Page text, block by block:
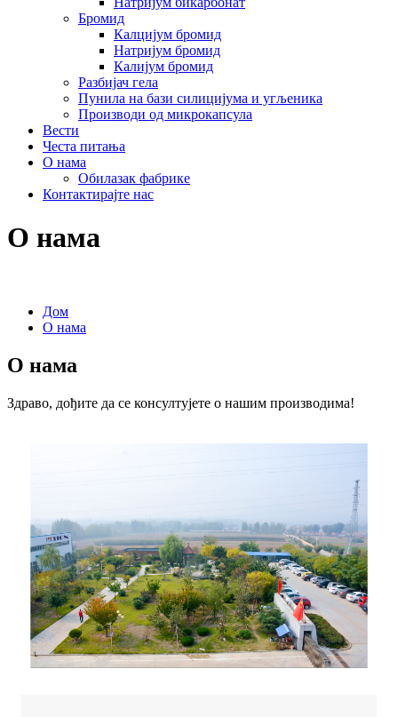
Бромид
Калцијум бромид
Натријум бромид
Калијум бромид
Разбијач гела
Пунила на бази силицијума и угљеника
Производи од микрокапсула
Вести
Честа питања
О нама
Обилазак фабрике
Контактирајте нас
О нама
Дом
О нама
О нама
Здраво, дођите да се консултујете о нашим производима!